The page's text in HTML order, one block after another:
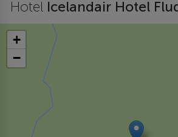
Hotel Icelandair Hotel
+
−